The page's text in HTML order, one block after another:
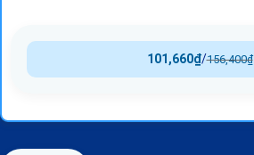
156,400₫
/
101,660₫